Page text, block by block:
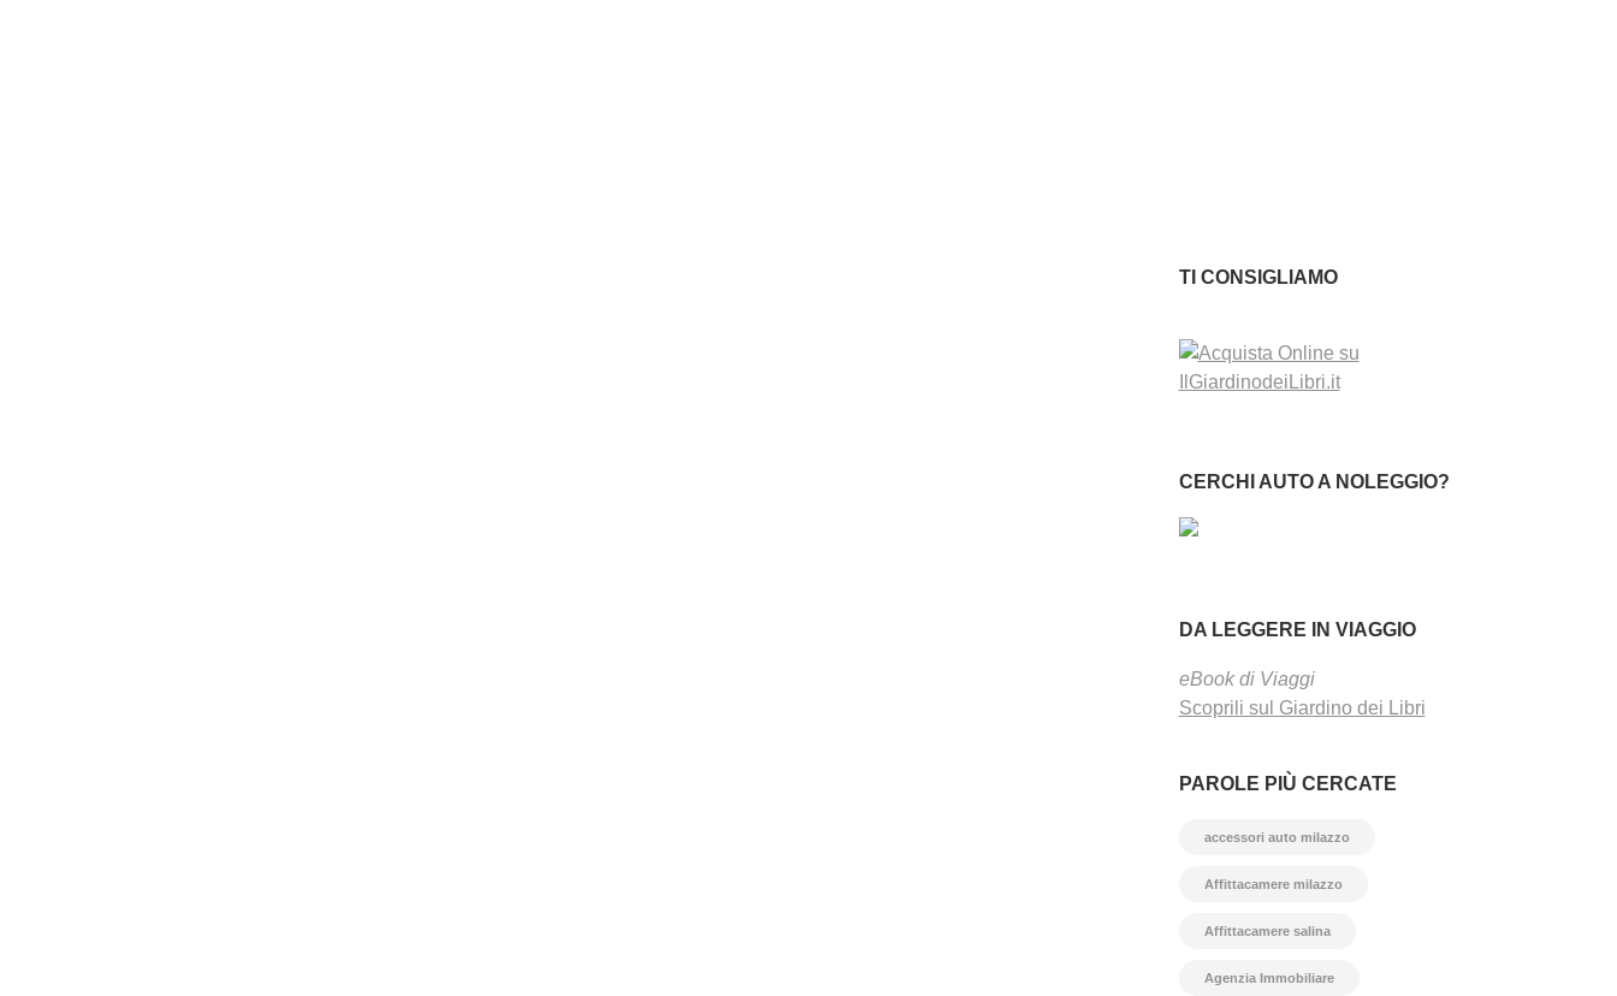
TI CONSIGLIAMO
CERCHI AUTO A NOLEGGIO?
DA LEGGERE IN VIAGGIO
eBook di Viaggi
Scoprili sul Giardino dei Libri
PAROLE PIÙ CERCATE
accessori auto milazzo
Affittacamere milazzo
Affittacamere salina
Agenzia Immobiliare